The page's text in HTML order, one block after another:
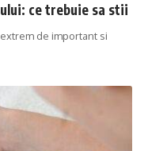
ce trebuie sa stii
de important si